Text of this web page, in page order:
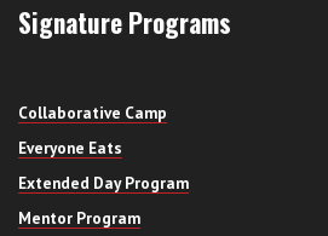
Signature Programs
Collaborative Camp
Everyone Eats
Extended Day Program
Mentor Program